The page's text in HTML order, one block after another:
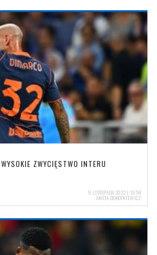
ZWYCIĘSTWO INTERU
9 LISTOPADA 2022 | 19:54
ANETA DOROTKIEWICZ